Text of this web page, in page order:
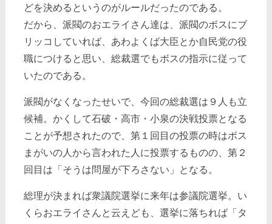
どを決めるというのがルールだったのである。
だから、派閥のおエライさん達は、派閥のボスにブ
リッコしていれば、あわよくば大臣とか自民党の役
職につけると思い、総裁選でもボスの指示に従って
いたのである。
派閥がなくなったせいで、今回の総裁選は９人も立
候補。かくして石破・高市・小泉の決戦投票となる
ことが予想されたので、第１回目の投票の時はボス
まがいの人から言われた人に投票するものの、第２
回目は「そうは問屋が下ろさない」となる。
総理が決まれば衆議院選挙に来年は参議院選挙。い
くらおエライさんと云えども、選挙に落ちれば「タ